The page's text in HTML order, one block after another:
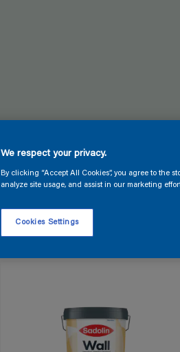
Find produkterne til dit
fundet produkt
We respect your privacy.
By clicking “Accept All Cookies”, you agree to the
analyze site usage, and assist in our marketing
Cookies Settings